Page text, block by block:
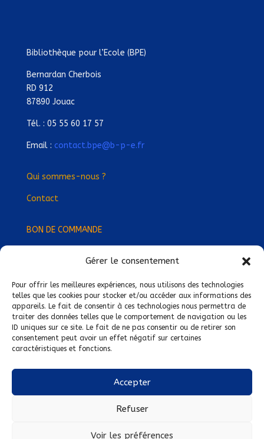
Gérer le consentement
Pour offrir les meilleures expériences, nous utilisons des technologies
telles que les cookies pour stocker et/ou accéder aux informations des
appareils. Le fait de consentir à ces technologies nous permettra de
traiter des données telles que le comportement de navigation ou les
ID uniques sur ce site. Le fait de ne pas consentir ou de retirer son
consentement peut avoir un effet négatif sur certaines
caractéristiques et fonctions.
Accepter
Refuser
Voir les préférences
Bibliothèque pour l’Ecole (BPE)
Bernardan Cherbois
RD 912
87890 Jouac
Tél. : 05 55 60 17 57
Email : contact.bpe@b-p-e.fr
Qui sommes-nous ?
Contact
BON DE COMMANDE
Devenez Délégué·e Régional·e !
Trouvez-nous près de chez vous !
Mentions légales
Conditions générales de vente
Politique de confidentialité